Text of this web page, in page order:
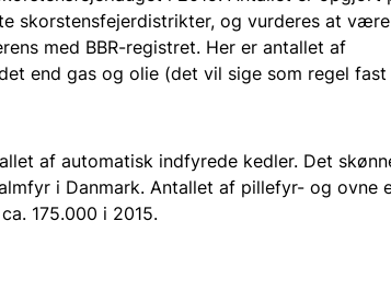
skorstensfejerdistrikter, og vurderes at
med BBR-registret. Her er antallet af
end gas og olie (det vil sige som regel
af automatisk indfyrede kedler. Det
i Danmark. Antallet af pillefyr- og ovne
175.000 i 2015.